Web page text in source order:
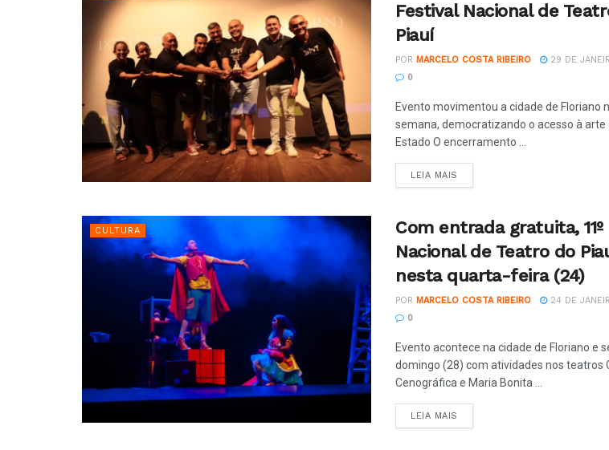
Festival Nacional de
Piauí
POR MARCELO COSTA RIBEIRO
29 DE
0
Evento movimentou a cidade de Floriano
semana, democratizando o acesso à arte
Estado O encerramento ...
LEIA MAIS
CULTURA
Com entrada gratuita,
Nacional de Teatro do
nesta quarta-feira (24)
POR MARCELO COSTA RIBEIRO
24 DE
0
Evento acontece na cidade de Floriano e
domingo (28) com atividades nos teatros
Cenográfica e Maria Bonita ...
LEIA MAIS